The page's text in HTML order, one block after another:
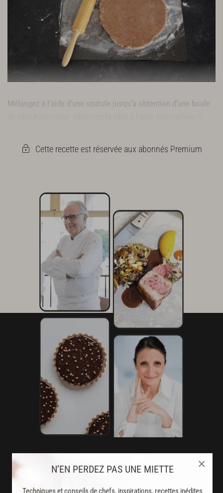
N’EN PERDEZ PAS UNE MIETTE
Techniques et conseils de chefs, inspirations, recettes inédites
×
Mélangez à l’aide d’une spatule jusqu’à obtention d’une boule
Cette recette est réservée aux abonnés Premium
PREMIUM